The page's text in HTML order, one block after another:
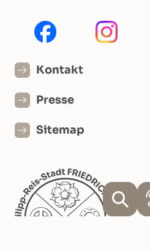
Kontakt
Presse
Sitemap